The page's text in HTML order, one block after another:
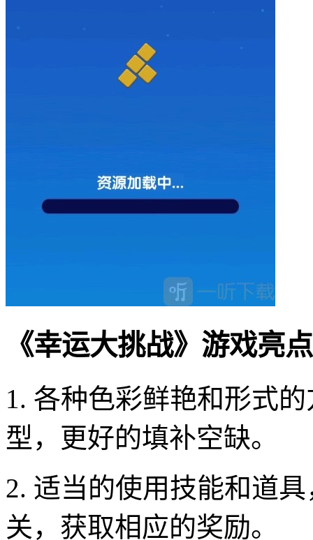
《幸运大挑战》游戏亮
1. 各种色彩鲜艳和形式
型，更好的填补空缺。
2. 适当的使用技能和道
关，获取相应的奖励。